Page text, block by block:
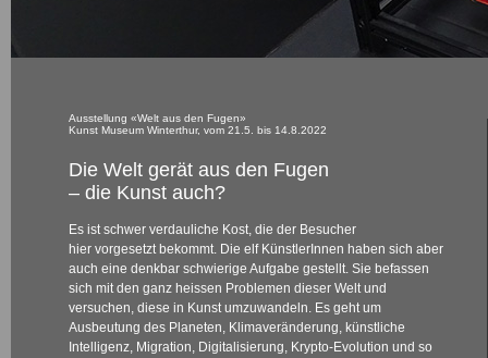
Ausstellung «Welt aus den Fugen»
Kunst Museum Winterthur, vom 21.5. bis 14.8.2022
Die Welt gerät aus den Fugen
– die Kunst auch?
Es ist schwer verdauliche Kost, die der Besucher
hier vorgesetzt bekommt. Die elf KünstlerInnen haben sich aber
auch eine denkbar schwierige Aufgabe gestellt. Sie befassen
sich mit den ganz heissen Problemen dieser Welt und
versuchen, diese in Kunst umzuwandeln. Es geht um
Ausbeutung des Planeten, Klimaveränderung, künstliche
Intelligenz, Migration, Digitalisierung, Krypto-Evolution und so